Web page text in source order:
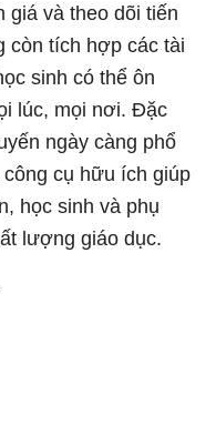
giá và theo dõi tiến
còn tích hợp các tài
sinh có thể ôn
lúc, mọi nơi. Đặc
ngày càng phổ
cụ hữu ích giúp
học sinh và phụ
lượng giáo dục.